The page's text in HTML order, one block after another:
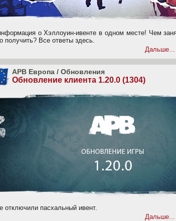
о Хэллоуин-ивенте в одном месте! Чем
получить? Все ответы здесь.
Дальше...
APB Европа / Обновления
Обновление клиента 1.20.0 (1304)
отключили пасхальный ивент.
Дальше...